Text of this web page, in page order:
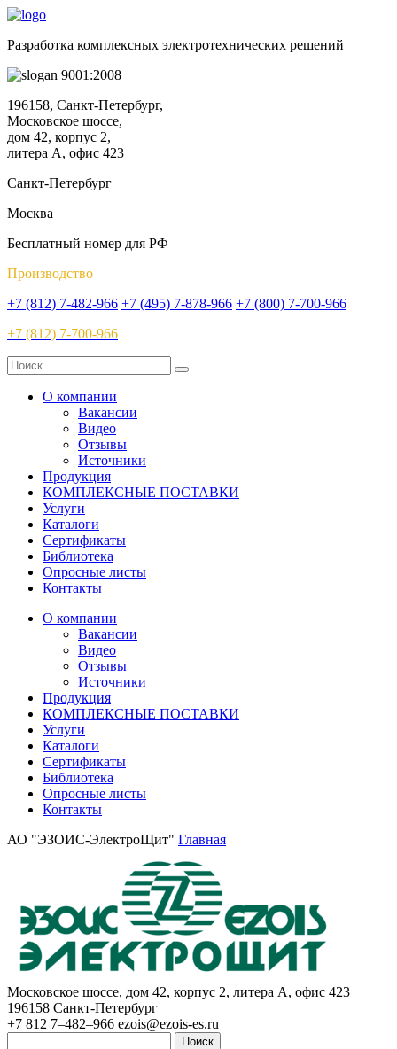
Разработка комплексных электротехнических решений
9001:2008
196158, Санкт-Петербург,
Московское шоссе,
дом 42, корпус 2,
литера А, офис 423
Санкт-Петербург
Москва
Бесплатный номер для РФ
Производство
+7 (812) 7-482-966 +7 (495) 7-878-966 +7 (800) 7-700-966
+7 (812) 7-700-966
О компании
Вакансии
Видео
Отзывы
Источники
Продукция
КОМПЛЕКСНЫЕ ПОСТАВКИ
Услуги
Каталоги
Сертификаты
Библиотека
Опросные листы
Контакты
О компании
Вакансии
Видео
Отзывы
Источники
Продукция
КОМПЛЕКСНЫЕ ПОСТАВКИ
Услуги
Каталоги
Сертификаты
Библиотека
Опросные листы
Контакты
АО "ЭЗОИС-ЭлектроЩит" Главная
Московское шоссе, дом 42, корпус 2, литера А, офис 423
196158 Санкт-Петербург
+7 812 7–482–966 ezois@ezois-es.ru
Поиск